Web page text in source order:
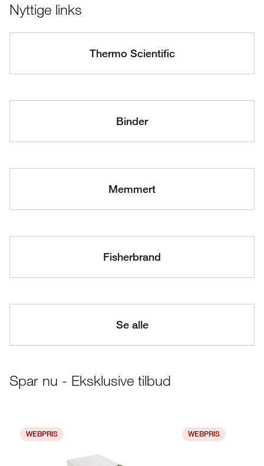
Nyttige links
Thermo Scientific
Binder
Memmert
Fisherbrand
Se alle
Spar nu - Eksklusive tilbud
WEBPRIS WEBPRIS